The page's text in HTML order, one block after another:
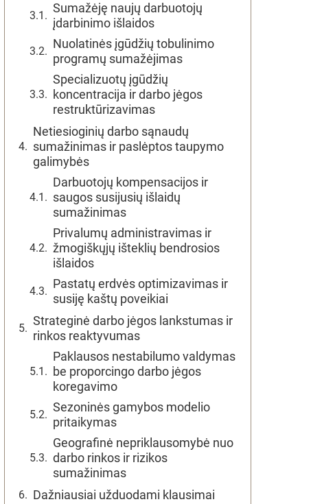
Sumažėję naujų darbuotojų
įdarbinimo išlaidos
Nuolatinės įgūdžių tobulinimo
programų sumažėjimas
Specializuotų įgūdžių
koncentracija ir darbo jėgos
restruktūrizavimas
Netiesioginių darbo sąnaudų
sumažinimas ir paslėptos taupymo
galimybės
Darbuotojų kompensacijos ir
saugos susijusių išlaidų
sumažinimas
Privalumų administravimas ir
žmogiškųjų išteklių bendrosios
išlaidos
Pastatų erdvės optimizavimas ir
susiję kaštų poveikiai
Strateginė darbo jėgos lankstumas ir
rinkos reaktyvumas
Paklausos nestabilumo valdymas
be proporcingo darbo jėgos
koregavimo
Sezoninės gamybos modelio
pritaikymas
Geografinė nepriklausomybė nuo
darbo rinkos ir rizikos
sumažinimas
Dažniausiai užduodami klausimai